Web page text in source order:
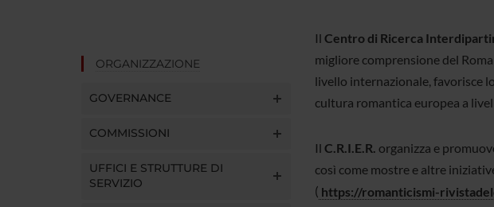
ORGANIZZAZIONE
GOVERNANCE
COMMISSIONI
UFFICI E STRUTTURE DI
SERVIZIO
Il Centro di Ricerca
migliore comprensione del
livello internazionale, favorisce
cultura romantica europea a
Il C.R.I.E.R. organizza e
così come mostre e altre
( https://romanticismi-